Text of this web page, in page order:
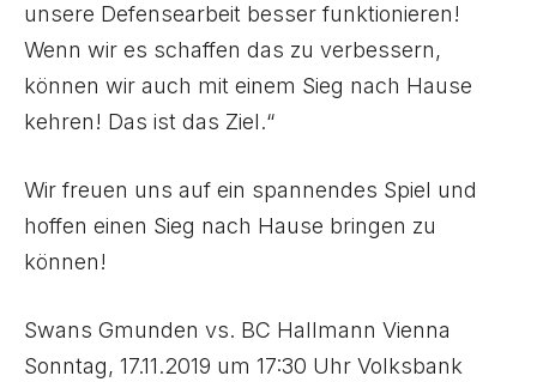
unsere Defensearbeit besser funktionieren!
Wenn wir es schaffen das zu verbessern,
können wir auch mit einem Sieg nach Hause
kehren! Das ist das Ziel.“
Wir freuen uns auf ein spannendes Spiel und
hoffen einen Sieg nach Hause bringen zu
können!
Swans Gmunden vs. BC Hallmann Vienna
Sonntag, 17.11.2019 um 17:30 Uhr Volksbank